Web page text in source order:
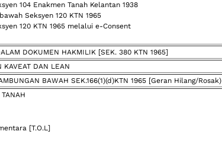
104 Enakmen Tanah Kelantan 1938
Seksyen 120 KTN 1965
120 KTN 1965 melalui e-Consent
DOKUMEN HAKMILIK [SEK. 380 KTN 1965]
KAVEAT DAN LEAN
BAWAH SEK.166(1)(d)KTN 1965 [Geran Hilang/Rosak)
[T.O.L]